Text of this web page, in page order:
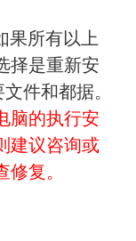
果所有以上
择是重新安
件和都据。
脑的执行安
建议咨询或
复。